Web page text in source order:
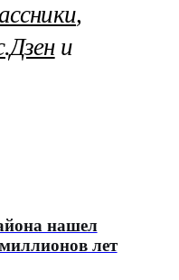
,
и
нашел
лет